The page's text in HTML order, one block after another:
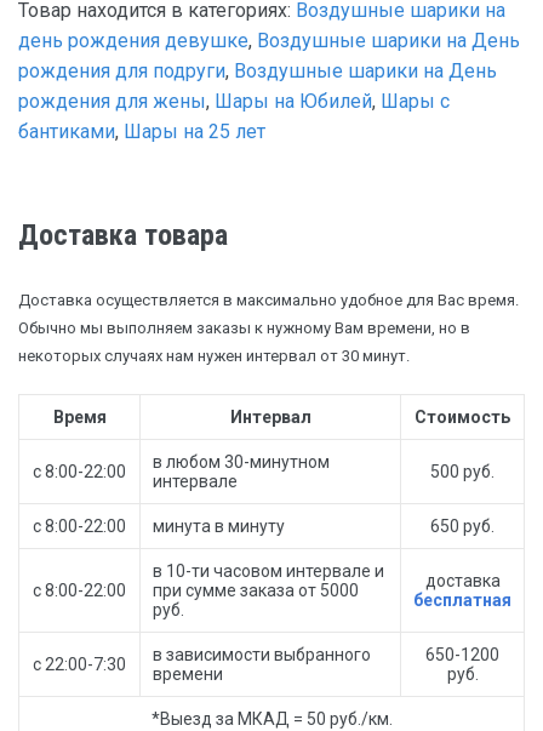
Товар находится в категориях: Воздушные шарики на
день рождения девушке, Воздушные шарики на День
рождения для подруги, Воздушные шарики на День
рождения для жены, Шары на Юбилей, Шары с
бантиками, Шары на 25 лет
Доставка товара
Доставка осуществляется в максимально удобное для Вас время.
Обычно мы выполняем заказы к нужному Вам времени, но в
некоторых случаях нам нужен интервал от 30 минут.
Время Интервал Стоимость
с 8:00-22:00
в любом 30-минутном
интервале
500 руб.
с 8:00-22:00 минута в минуту 650 руб.
с 8:00-22:00
в 10-ти часовом интервале и
при сумме заказа от 5000
руб.
доставка
бесплатная
с 22:00-7:30
в зависимости выбранного
времени
650-1200
руб.
*Выезд за МКАД = 50 руб./км.